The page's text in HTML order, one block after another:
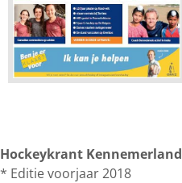
Hockeykrant Kennemerland
* Editie voorjaar 2018